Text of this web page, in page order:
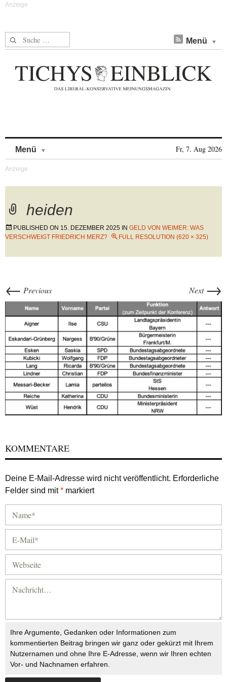
Suche nach: Menü
Menü Fr, 7. Aug 2026
heiden
PUBLISHED ON 15. DEZEMBER 2025 IN GELD VON WEIMER: WAS
VERSCHWEIGT FRIEDRICH MERZ?
FULL RESOLUTION (620 × 325)
← Previous Next →
KOMMENTARE
Deine E-Mail-Adresse wird nicht veröffentlicht. Erforderliche
Felder sind mit* markiert
Ihre Argumente, Gedanken oder Informationen zum
kommentierten Beitrag bringen wir ganz oder gekürzt mit Ihrem
Nutzernamen und ohne Ihre E-Adresse, wenn wir Ihren echten
Vor- und Nachnamen erfahren.